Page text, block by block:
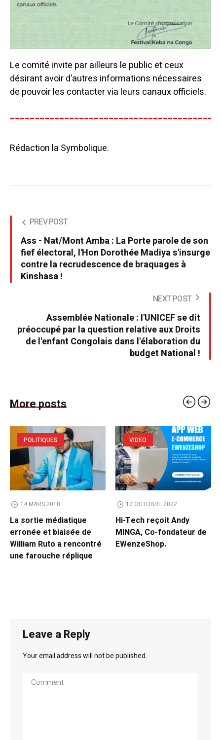
Le comité invite par ailleurs le public et ceux
désirant avoir d’autres informations nécessaires
de pouvoir les contacter via leurs canaux officiels.
Rédaction la Symbolique.
PREV POST
Ass - Nat/Mont Amba : La Porte parole de son
fief électoral, l'Hon Dorothée Madiya s'insurge
contre la recrudescence de braquages à
Kinshasa !
NEXT POST
Assemblée Nationale : l'UNICEF se dit
préoccupé par la question relative aux Droits
de l'enfant Congolais dans l'élaboration du
budget National !
More posts
POLITIQUES
14 MARS 2018
La sortie médiatique
erronée et biaisée de
William Ruto a rencontré
une farouche réplique
VIDEO
12 OCTOBRE 2022
Hi-Tech reçoit Andy
MINGA, Co-fondateur de
EWenzeShop.
Leave a Reply
Your email address will not be published.